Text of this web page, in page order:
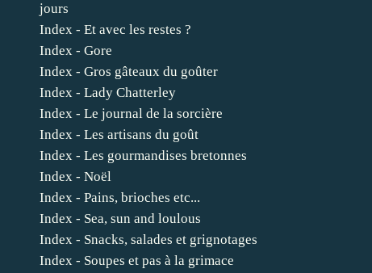
jours
Index - Et avec les restes ?
Index - Gore
Index - Gros gâteaux du goûter
Index - Lady Chatterley
Index - Le journal de la sorcière
Index - Les artisans du goût
Index - Les gourmandises bretonnes
Index - Noël
Index - Pains, brioches etc...
Index - Sea, sun and loulous
Index - Snacks, salades et grignotages
Index - Soupes et pas à la grimace